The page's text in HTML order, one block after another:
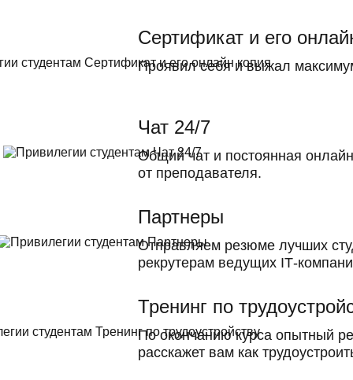
Сертификат и его
Проявил себя и выжал
Чат 24/7
Общий чат и постоянная
от преподавателя.
Партнеры
Отправляем резюме лучших
рекрутерам ведущих ІТ-
Тренинг по
По окончанию курса опытный
расскажет вам как